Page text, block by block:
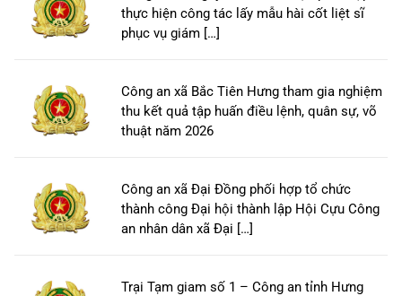
thực hiện công tác lấy mẫu hài cốt liệt sĩ
phục vụ giám […]
Công an xã Bắc Tiên Hưng tham gia nghiệm
thu kết quả tập huấn điều lệnh, quân sự, võ
thuật năm 2026
Công an xã Đại Đồng phối hợp tổ chức
thành công Đại hội thành lập Hội Cựu Công
an nhân dân xã Đại […]
Trại Tạm giam số 1 – Công an tỉnh Hưng